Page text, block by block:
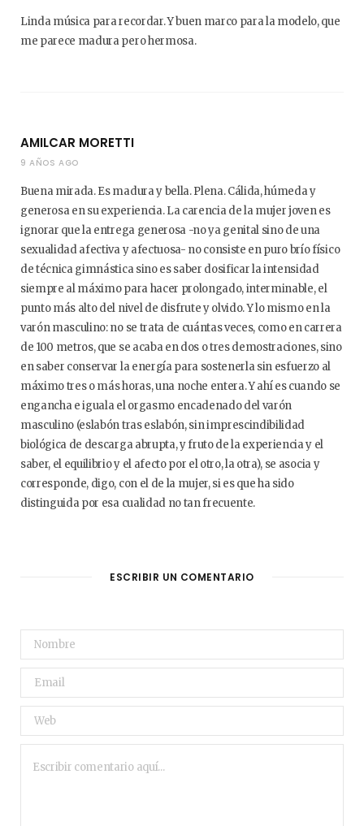
Linda música para recordar. Y buen marco para la modelo, que
me parece madura pero hermosa.
AMILCAR MORETTI
9 AÑOS AGO
Buena mirada. Es madura y bella. Plena. Cálida, húmeda y
generosa en su experiencia. La carencia de la mujer joven es
ignorar que la entrega generosa -no ya genital sino de una
sexualidad afectiva y afectuosa- no consiste en puro brío físico
de técnica gimnástica sino es saber dosificar la intensidad
siempre al máximo para hacer prolongado, interminable, el
punto más alto del nivel de disfrute y olvido. Y lo mismo en la
varón masculino: no se trata de cuántas veces, como en carrera
de 100 metros, que se acaba en dos o tres demostraciones, sino
en saber conservar la energía para sostenerla sin esfuerzo al
máximo tres o más horas, una noche entera. Y ahí es cuando se
engancha e iguala el orgasmo encadenado del varón
masculino (eslabón tras eslabón, sin imprescindibilidad
biológica de descarga abrupta, y fruto de la experiencia y el
saber, el equilibrio y el afecto por el otro, la otra), se asocia y
corresponde, digo, con el de la mujer, si es que ha sido
distinguida por esa cualidad no tan frecuente.
ESCRIBIR UN COMENTARIO